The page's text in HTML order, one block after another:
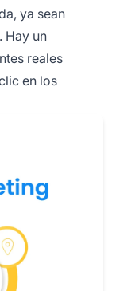
ya sean
Hay un
reales
en los